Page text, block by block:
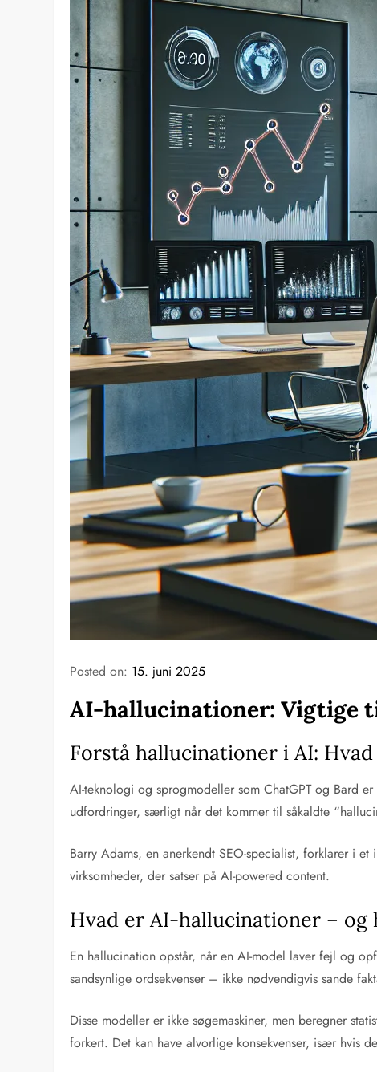
Posted on: 15. juni 2025
AI-hallucinationer: Vigtige
Forstå hallucinationer i AI:
AI-teknologi og sprogmodeller som ChatGPT og Bard
udfordringer, særligt når det kommer til såkaldte
Barry Adams, en anerkendt SEO-specialist, forklarer i
virksomheder, der satser på AI-powered content.
Hvad er AI-hallucinationer – og
En hallucination opstår, når en AI-model laver fejl og
sandsynlige ordsekvenser – ikke nødvendigvis sande
Disse modeller er ikke søgemaskiner, men beregner
forkert. Det kan have alvorlige konsekvenser, især hvis